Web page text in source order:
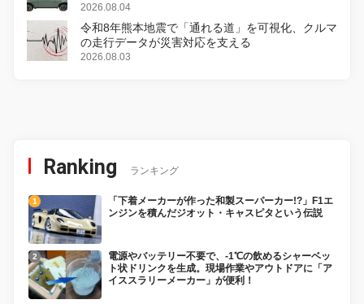
2026.08.04
令和8年熊本地震で「通れる道」を可視化、クルマ
の走行データが災害対応を支える
2026.08.03
Ranking ランキング
「下着メーカーが作った和製スーパーカー!?」F1エ
ンジンを積んだジオット・キャスピタという伝説
電源やバッテリー不要で、-1℃の飲めるシャーベッ
ト状ドリンクを生成。現場作業やアウトドアに「ア
イススラリーメーカー」が便利！